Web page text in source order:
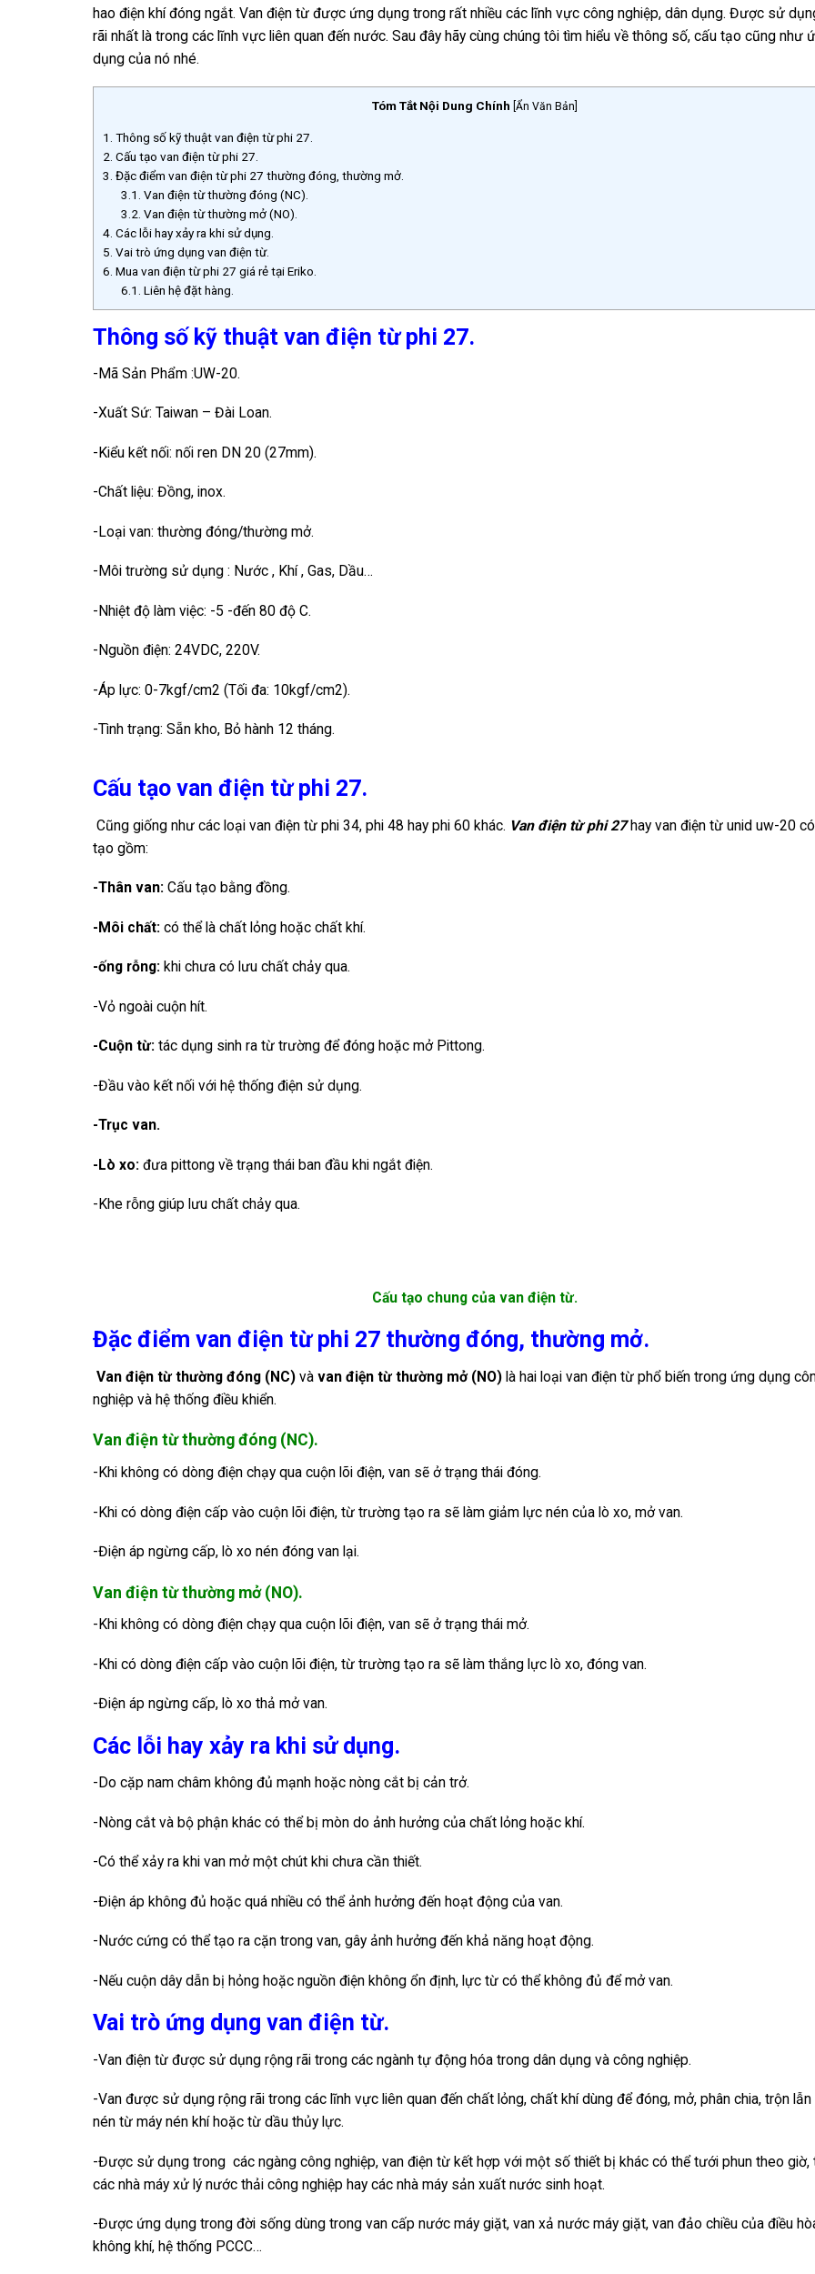
hao điện khí đóng ngắt. Van điện từ được ứng dụng trong rất nhiều các lĩnh vực công nghiệp, dân dụng. Được sử
rãi nhất là trong các lĩnh vực liên quan đến nước. Sau đây hãy cùng chúng tôi tìm hiểu về thông số, cấu tạo cũng như
dụng của nó nhé.
Tóm Tắt Nội Dung Chính Ẩn Văn Bản
1. Thông số kỹ thuật van điện từ phi 27.
2. Cấu tạo van điện từ phi 27.
3. Đặc điểm van điện từ phi 27 thường đóng, thường mở.
3.1. Van điện từ thường đóng (NC).
3.2. Van điện từ thường mở (NO).
4. Các lỗi hay xảy ra khi sử dụng.
5. Vai trò ứng dụng van điện từ.
6. Mua van điện từ phi 27 giá rẻ tại Eriko.
6.1. Liên hệ đặt hàng.
Thông số kỹ thuật van điện từ phi 27.
-Mã Sản Phẩm :UW-20.
-Xuất Sứ: Taiwan – Đài Loan.
-Kiểu kết nối: nối ren DN 20 (27mm).
-Chất liệu: Đồng, inox.
-Loại van: thường đóng/thường mở.
-Môi trường sử dụng : Nước , Khí , Gas, Dầu…
-Nhiệt độ làm việc: -5 -đến 80 độ C.
-Nguồn điện: 24VDC, 220V.
-Áp lực: 0-7kgf/cm2 (Tối đa: 10kgf/cm2).
-Tình trạng: Sẵn kho, Bỏ hành 12 tháng.
Cấu tạo van điện từ phi 27.
Cũng giống như các loại van điện từ phi 34, phi 48 hay phi 60 khác. Van điện từ phi 27hay van điện từ unid uw-20
tạo gồm:
-Thân van: Cấu tạo bằng đồng.
-Môi chất: có thể là chất lỏng hoặc chất khí.
-ống rỗng: khi chưa có lưu chất chảy qua.
-Vỏ ngoài cuộn hít.
-Cuộn từ: tác dụng sinh ra từ trường để đóng hoặc mở Pittong.
-Đầu vào kết nối với hệ thống điện sử dụng.
-Trục van.
-Lò xo: đưa pittong về trạng thái ban đầu khi ngắt điện.
-Khe rỗng giúp lưu chất chảy qua.
Cấu tạo chung của van điện từ.
Đặc điểm van điện từ phi 27 thường đóng, thường mở.
Van điện từ thường đóng (NC) và van điện từ thường mở (NO) là hai loại van điện từ phổ biến trong ứng dụng
nghiệp và hệ thống điều khiển.
Van điện từ thường đóng (NC).
-Khi không có dòng điện chạy qua cuộn lõi điện, van sẽ ở trạng thái đóng.
-Khi có dòng điện cấp vào cuộn lõi điện, từ trường tạo ra sẽ làm giảm lực nén của lò xo, mở van.
-Điện áp ngừng cấp, lò xo nén đóng van lại.
Van điện từ thường mở (NO).
-Khi không có dòng điện chạy qua cuộn lõi điện, van sẽ ở trạng thái mở.
-Khi có dòng điện cấp vào cuộn lõi điện, từ trường tạo ra sẽ làm thắng lực lò xo, đóng van.
-Điện áp ngừng cấp, lò xo thả mở van.
Các lỗi hay xảy ra khi sử dụng.
-Do cặp nam châm không đủ mạnh hoặc nòng cắt bị cản trở.
-Nòng cắt và bộ phận khác có thể bị mòn do ảnh hưởng của chất lỏng hoặc khí.
-Có thể xảy ra khi van mở một chút khi chưa cần thiết.
-Điện áp không đủ hoặc quá nhiều có thể ảnh hưởng đến hoạt động của van.
-Nước cứng có thể tạo ra cặn trong van, gây ảnh hưởng đến khả năng hoạt động.
-Nếu cuộn dây dẫn bị hỏng hoặc nguồn điện không ổn định, lực từ có thể không đủ để mở van.
Vai trò ứng dụng van điện từ.
-Van điện từ được sử dụng rộng rãi trong các ngành tự động hóa trong dân dụng và công nghiệp.
-Van được sử dụng rộng rãi trong các lĩnh vực liên quan đến chất lỏng, chất khí dùng để đóng, mở, phân chia, trộn lẫn
nén từ máy nén khí hoặc từ dầu thủy lực.
-Được sử dụng trong các ngàng công nghiệp, van điện từ kết hợp với một số thiết bị khác có thể tưới phun theo giờ,
các nhà máy xử lý nước thải công nghiệp hay các nhà máy sản xuất nước sinh hoạt.
-Được ứng dụng trong đời sống dùng trong van cấp nước máy giặt, van xả nước máy giặt, van đảo chiều của điều
không khí, hệ thống PCCC…